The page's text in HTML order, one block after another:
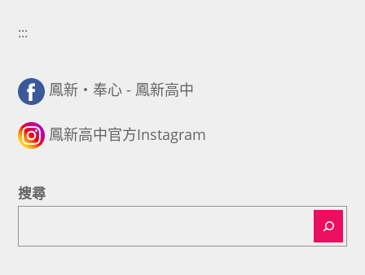
:::
鳳新・奉心 - 鳳新高中
鳳新高中官方Instagram
搜尋